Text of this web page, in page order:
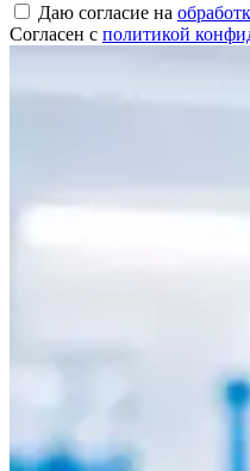
Даю согласие на
Согласен с политикой